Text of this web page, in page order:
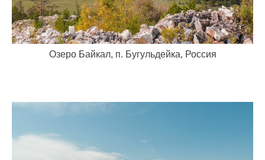
Озеро Байкал, п. Бугульдейка, Россия